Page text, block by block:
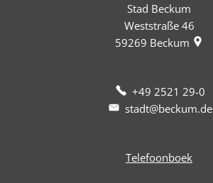
Stad Beckum
Weststraße 46
59269 Beckum
+49 2521 29-0
stadt@beckum.de
Telefoonboek